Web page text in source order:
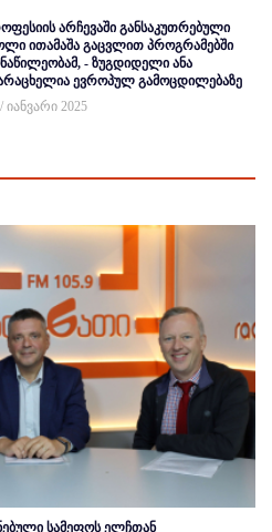
არჩევაში განსაკუთრებული
ითამაშა გაცვლით პროგრამებში
- ზუგდიდელი ანა
ევროპულ გამოცდილებაზე
იანვარი 2025
სამეფოს ელჩთან